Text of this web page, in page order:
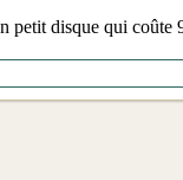
petit disque qui coûte